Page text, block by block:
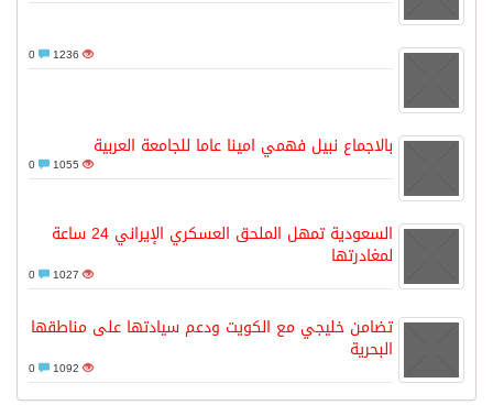
1236
بالاجماع نبيل فهمي امينا عاما للجامعة العربية
1055
السعودية تمهل الملحق العسكري الإيراني 24 ساعة
لمغادرتها
1027
تضامن خليجي مع الكويت ودعم سيادتها على مناطقها
البحرية
1092